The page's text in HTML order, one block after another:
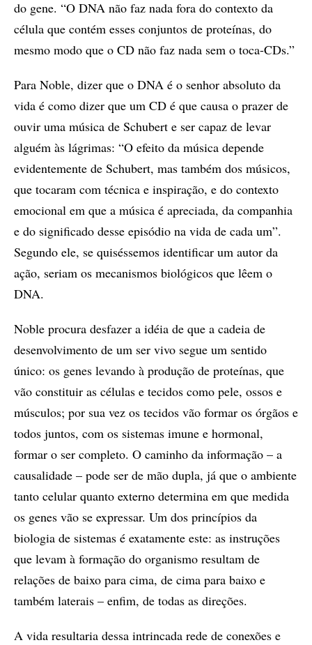
do gene. “O DNA não faz nada fora do contexto da
célula que contém esses conjuntos de proteínas, do
mesmo modo que o CD não faz nada sem o toca-CDs.”
Para Noble, dizer que o DNA é o senhor absoluto da
vida é como dizer que um CD é que causa o prazer de
ouvir uma música de Schubert e ser capaz de levar
alguém às lágrimas: “O efeito da música depende
evidentemente de Schubert, mas também dos músicos,
que tocaram com técnica e inspiração, e do contexto
emocional em que a música é apreciada, da companhia
e do significado desse episódio na vida de cada um”.
Segundo ele, se quiséssemos identificar um autor da
ação, seriam os mecanismos biológicos que lêem o
DNA.
Noble procura desfazer a idéia de que a cadeia de
desenvolvimento de um ser vivo segue um sentido
único: os genes levando à produção de proteínas, que
vão constituir as células e tecidos como pele, ossos e
músculos; por sua vez os tecidos vão formar os órgãos e
todos juntos, com os sistemas imune e hormonal,
formar o ser completo. O caminho da informação – a
causalidade – pode ser de mão dupla, já que o ambiente
tanto celular quanto externo determina em que medida
os genes vão se expressar. Um dos princípios da
biologia de sistemas é exatamente este: as instruções
que levam à formação do organismo resultam de
relações de baixo para cima, de cima para baixo e
também laterais – enfim, de todas as direções.
A vida resultaria dessa intrincada rede de conexões e